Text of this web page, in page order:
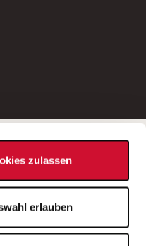
zulassen
erlauben
die*den in der